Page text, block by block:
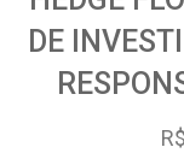
DE